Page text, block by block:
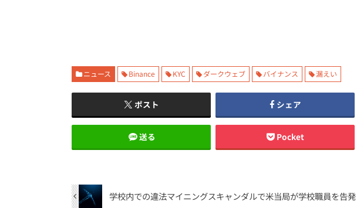
ニュース Binance KYC ダークウェブ バイナンス 漏えい
ポスト シェア
送る Pocket
学校内での違法マイニングスキャンダルで米当局が学校職員を告発